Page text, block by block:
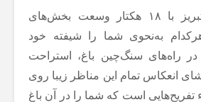
باغ گیاه شناسی تبریز با ۱۸ هکتار وسعت بخش‌های
به‌نحوی شما را شیفته خود
راه‌های سنگ‌چین باغ، استراحت
انعکاس تمام این مناظر زیبا روی
است که شما را در آن باغ